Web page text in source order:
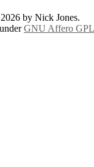
by Nick Jones.
GNU Affero GPL